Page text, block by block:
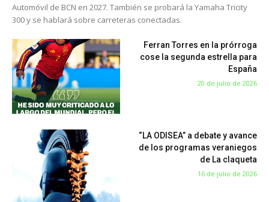
Automóvil de BCN en 2027. También se probará la Yamaha Tricity
300 y se hablará sobre carreteras conectadas.
Ferran Torres en la prórroga
cose la segunda estrella para
España
20 de julio de 2026
“LA ODISEA” a debate y avance
de los programas veraniegos
de La claqueta
16 de julio de 2026